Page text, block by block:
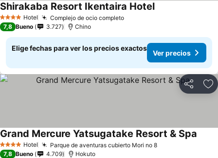
4 EstrellasHotel Complejo de ocio completoVer precios
Shirakaba Resort Ikentaira HotelVer precios
7,8 Bueno 3.727 Chino
Elige fechas para ver los precios exactos
Ver precios
Compartir
4 EstrellasHotel Parque de aventuras cubierto Mori no 8Ver precios
Grand Mercure Yatsugatake Resort & Spa
7,8 Bueno 4.709 Hokuto